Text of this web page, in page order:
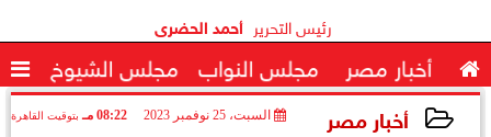
رئيس التحرير أحمد الحضرى
 أخبار مصر مجلس النواب مجلس الشيوخ 
أخبار مصر السبت، 25 نوفمبر 2023 08:22 مـ بتوقيت القاهرة